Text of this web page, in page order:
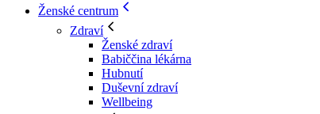
Ženské centrum
Zdraví
Ženské zdraví
Babiččina lékárna
Hubnutí
Duševní zdraví
Wellbeing